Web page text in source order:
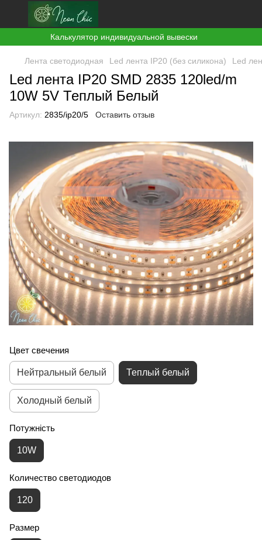
Калькулятор индивидуальной вывески
Лента светодиодная Led лента ІР20 (без силикона) Led
Led лента IP20 SMD 2835 120led/m
10W 5V Теплый Белый
Артикул: 2835/ір20/5 Оставить отзыв
Цвет свечения
Нейтральный белый Теплый белый
Холодный белый
Потужність
10W
Количество светодиодов
120
Размер